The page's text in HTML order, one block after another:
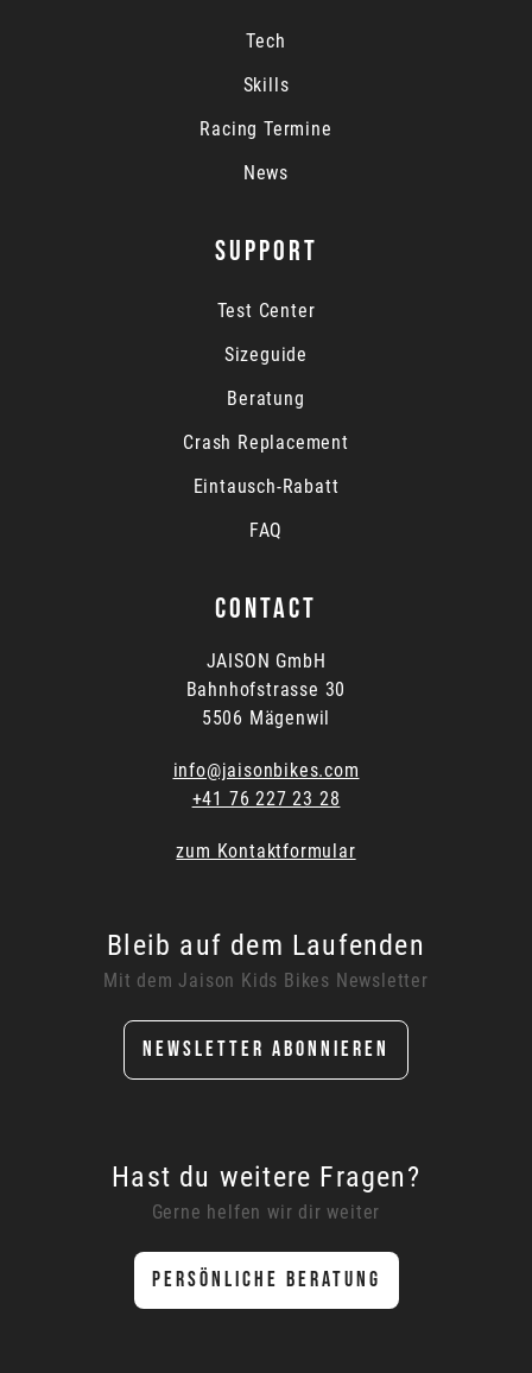
Tech
Skills
Racing Termine
News
SUPPORT
Test Center
Sizeguide
Beratung
Crash Replacement
Eintausch-Rabatt
FAQ
CONTACT
JAISON GmbH
Bahnhofstrasse 30
5506 Mägenwil
info@jaisonbikes.com
+41 76 227 23 28
zum Kontaktformular
Bleib auf dem Laufenden
Mit dem Jaison Kids Bikes Newsletter
NEWSLETTER ABONNIEREN
Hast du weitere Fragen?
Gerne helfen wir dir weiter
PERSÖNLICHE BERATUNG